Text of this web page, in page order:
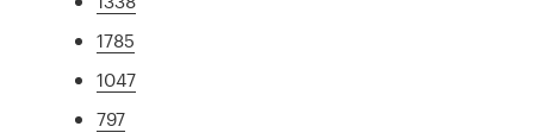
1785
1047
797